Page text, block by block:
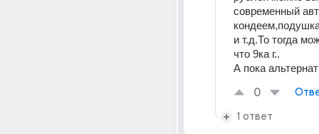
современный
и т.д.То тогда
что 9ка г..
А пока
0
1 ответ